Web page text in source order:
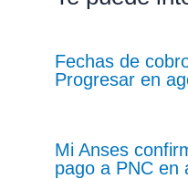
Fechas de
Progresar en
Mi Anses
pago a PNC en